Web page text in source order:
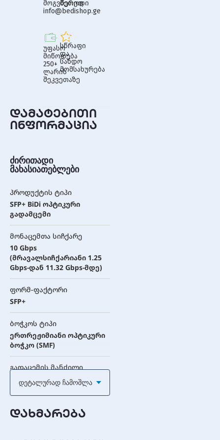
მოგვწერეთ
info@bedishop.ge
მეთოდი
უფასო
მიწოდება
250+
ლარის
შეკვეთაზე
სწრაფი
და
სანდო
მომსახურება
დამატებითი
ინფორმაცია
ძირითადი
მახასიათებლები
პროდუქტის ტიპი
SFP+ BiDi ოპტიკური
გადამცემი
მონაცემთა სიჩქარე
10 Gbps
(მრავალსიჩქარიანი 1.25
Gbps-დან 11.32 Gbps-მდე)
ფორმ-ფაქტორი
SFP+
ბოჭკოს ტიპი
ერთრეჟიმიანი ოპტიკური
ბოჭკო (SMF)
გადაცემის მანძილი
60 კმ-მდე
(Tx)
Დეტალურად Ჩამოშლა
დახმარება